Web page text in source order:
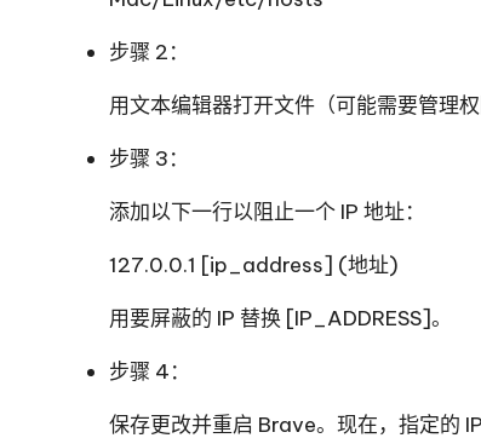
步骤 2：
用文本编辑器打开文件（可能需要管理权
步骤 3：
添加以下一行以阻止一个 IP 地址：
127.0.0.1 [ip_address] (地址)
用要屏蔽的 IP 替换 [IP_ADDRESS]。
步骤 4：
保存更改并重启 Brave。现在，指定的